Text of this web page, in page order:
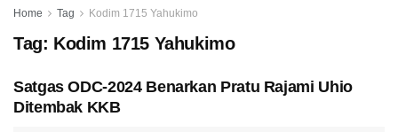
Home Tag Kodim 1715 Yahukimo
Tag: Kodim 1715 Yahukimo
Satgas ODC-2024 Benarkan Pratu Rajami Uhio
Ditembak KKB